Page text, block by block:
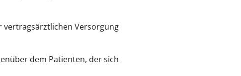
vertragsärztlichen Versorgung
dem Patienten, der sich